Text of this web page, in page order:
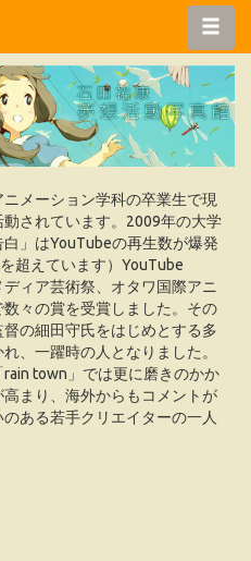
メーション学科の卒業生で現
されています。2009年の大学
」はYouTubeの再生数が爆発
超えています）YouTube
ィア芸術祭、オタワ国際アニ
々の賞を受賞しました。その
の細田守氏をはじめとする多
、一躍時の人となりました。
town」では更に磨きのかか
まり、海外からもコメントが
ある若手クリエイターの一人